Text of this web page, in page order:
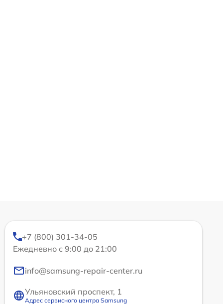
+7 (800) 301-34-05
Ежедневно с 9:00 до 21:00
info@samsung-repair-center.ru
Ульяновский проспект, 1
Адрес сервисного центра Samsung